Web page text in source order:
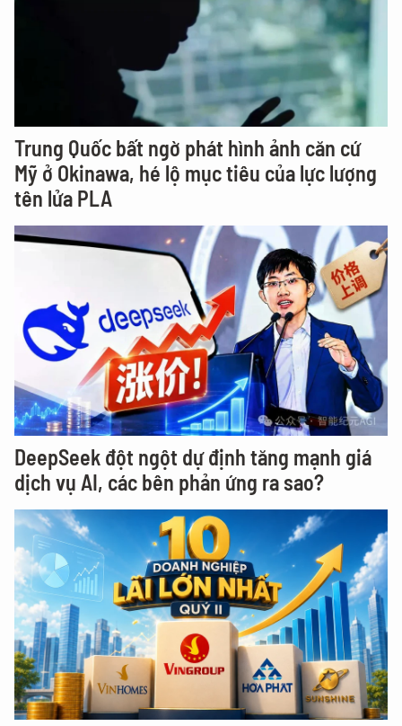
Trung Quốc bất ngờ phát hình ảnh căn cứ
Mỹ ở Okinawa, hé lộ mục tiêu của lực lượng
tên lửa PLA
DeepSeek đột ngột dự định tăng mạnh giá
dịch vụ AI, các bên phản ứng ra sao?